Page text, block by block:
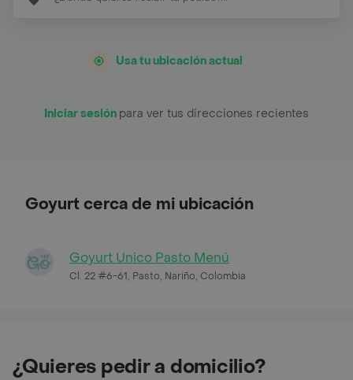
Usa tu ubicación actual
Iniciar sesión para ver tus direcciones recientes
Goyurt cerca de mi ubicación
Goyurt Unico Pasto Menú
Cl. 22 #6-61, Pasto, Nariño, Colombia
¿Quieres pedir a domicilio?